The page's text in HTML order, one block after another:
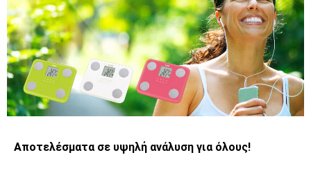
Αποτελέσματα σε υψηλή ανάλυση για όλους!